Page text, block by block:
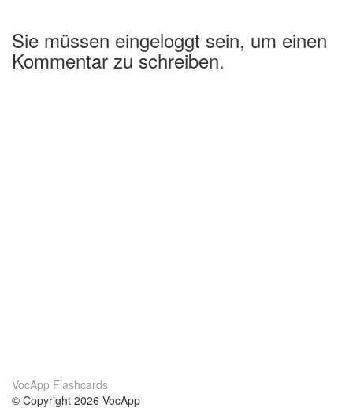
Sie müssen eingeloggt sein, um einen
Kommentar zu schreiben.
VocApp Flashcards
© Copyright 2026 VocApp